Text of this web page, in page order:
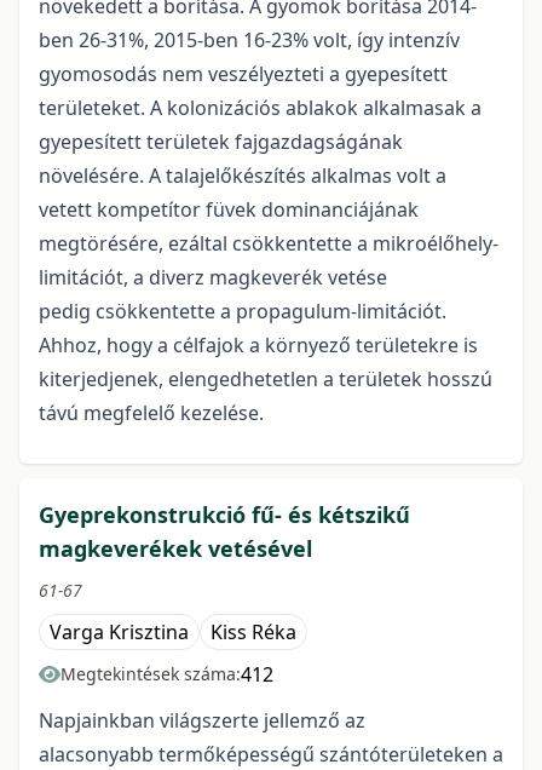
növekedett a borítása. A gyomok borítása 2014-
ben 26-31%, 2015-ben 16-23% volt, így intenzív
gyomosodás nem veszélyezteti a gyepesített
területeket. A kolonizációs ablakok alkalmasak a
gyepesített területek fajgazdagságának
növelésére. A talajelőkészítés alkalmas volt a
vetett kompetítor füvek dominanciájának
megtörésére, ezáltal csökkentette a mikroélőhely-
limitációt, a diverz magkeverék vetése
pedig csökkentette a propagulum-limitációt.
Ahhoz, hogy a célfajok a környező területekre is
kiterjedjenek, elengedhetetlen a területek hosszú
távú megfelelő kezelése.
Gyeprekonstrukció fű- és kétszikű
magkeverékek vetésével
61-67
Varga Krisztina Kiss Réka
Megtekintések száma:412
Napjainkban világszerte jellemző az
alacsonyabb termőképességű szántóterületeken a